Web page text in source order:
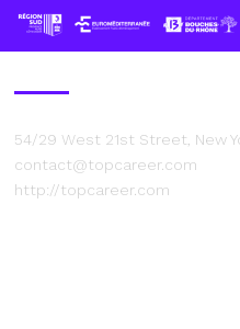
54/29 West 21st Street, New
contact@topcareer.com
http://topcareer.com